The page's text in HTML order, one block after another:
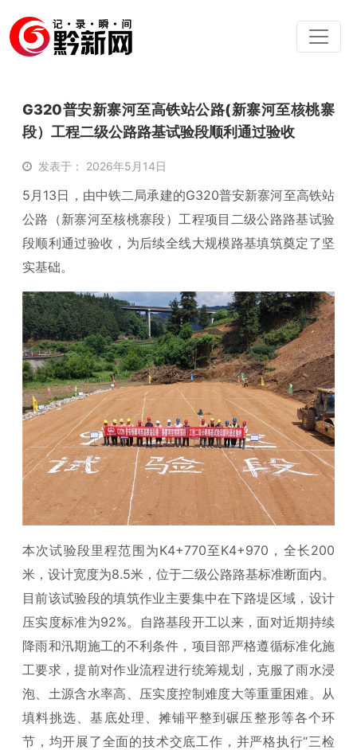
G320普安新寨河至高铁站公路(新寨河至核桃寨
段）工程二级公路路基试验段顺利通过验收
发表于： 2026年5月14日
5月13日，由中铁二局承建的G320普安新寨河至高铁站
公路（新寨河至核桃寨段）工程项目二级公路路基试验
段顺利通过验收，为后续全线大规模路基填筑奠定了坚
实基础。
本次试验段里程范围为K4+770至K4+970，全长200
米，设计宽度为8.5米，位于二级公路路基标准断面内。
目前该试验段的填筑作业主要集中在下路堤区域，设计
压实度标准为92%。自路基段开工以来，面对近期持续
降雨和汛期施工的不利条件，项目部严格遵循标准化施
工要求，提前对作业流程进行统筹规划，克服了雨水浸
泡、土源含水率高、压实度控制难度大等重重困难。从
填料挑选、基底处理、摊铺平整到碾压整形等各个环
节，均开展了全面的技术交底工作，并严格执行“三检